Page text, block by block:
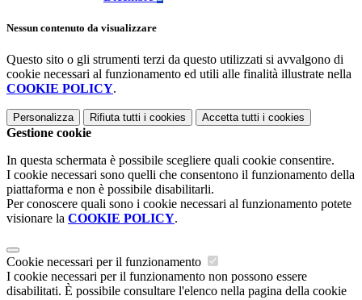
Nessun contenuto da visualizzare
Questo sito o gli strumenti terzi da questo utilizzati si avvalgono di
cookie necessari al funzionamento ed utili alle finalità illustrate nella
COOKIE POLICY.
Personalizza Rifiuta tutti i cookies Accetta tutti i cookies
Gestione cookie
In questa schermata è possibile scegliere quali cookie consentire.
I cookie necessari sono quelli che consentono il funzionamento della
piattaforma e non è possibile disabilitarli.
Per conoscere quali sono i cookie necessari al funzionamento potete
visionare la COOKIE POLICY.
Cookie necessari per il funzionamento
I cookie necessari per il funzionamento non possono essere
disabilitati. È possibile consultare l'elenco nella pagina della cookie